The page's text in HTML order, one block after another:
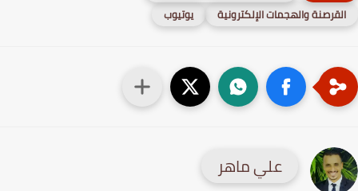
والهجمات الإلكترونية
يوتيوب
علي ماهر